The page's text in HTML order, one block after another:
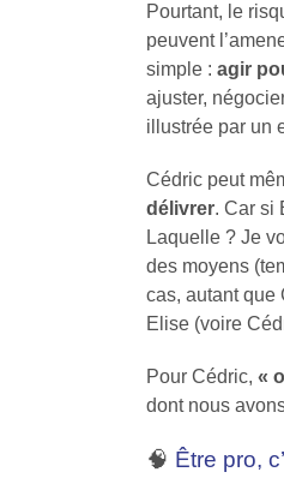
Pourtant, le
peuvent
simple : agir
ajuster,
illustrée par un
Cédric peut
délivrer. Car si
Laquelle ? Je
des moyens
cas, autant que
Elise (voire
Pour Cédric, «
dont nous
🧠 Être pro,